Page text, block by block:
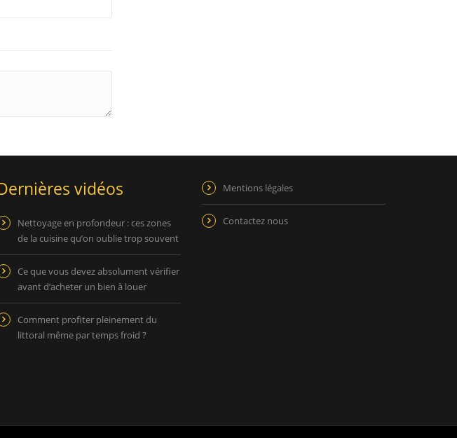
vidéos
Nettoyage en profondeur : ces zones
de la cuisine qu’on oublie trop souvent
Ce que vous devez absolument vérifier
avant d’acheter un bien à louer
Comment profiter pleinement du
littoral même par temps froid ?
Mentions légales
Contactez nous